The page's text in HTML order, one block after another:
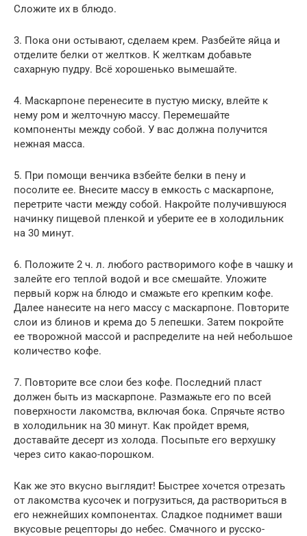
Сложите их в блюдо.
3. Пока они остывают, сделаем крем. Разбейте яйца и
отделите белки от желтков. К желткам добавьте
сахарную пудру. Всё хорошенько вымешайте.
4. Маскарпоне перенесите в пустую миску, влейте к
нему ром и желточную массу. Перемешайте
компоненты между собой. У вас должна получится
нежная масса.
5. При помощи венчика взбейте белки в пену и
посолите ее. Внесите массу в емкость с маскарпоне,
перетрите части между собой. Накройте получившуюся
начинку пищевой пленкой и уберите ее в холодильник
на 30 минут.
6. Положите 2 ч. л. любого растворимого кофе в чашку и
залейте его теплой водой и все смешайте. Уложите
первый корж на блюдо и смажьте его крепким кофе.
Далее нанесите на него массу с маскарпоне. Повторите
слои из блинов и крема до 5 лепешки. Затем покройте
ее творожной массой и распределите на ней небольшое
количество кофе.
7. Повторите все слои без кофе. Последний пласт
должен быть из маскарпоне. Размажьте его по всей
поверхности лакомства, включая бока. Спрячьте яство
в холодильник на 30 минут. Как пройдет время,
доставайте десерт из холода. Посыпьте его верхушку
через сито какао-порошком.
Как же это вкусно выглядит! Быстрее хочется отрезать
от лакомства кусочек и погрузиться, да раствориться в
его нежнейших компонентах. Сладкое поднимет ваши
вкусовые рецепторы до небес. Смачного и русско-